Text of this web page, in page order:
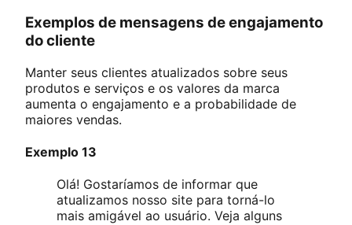
Exemplos de mensagens de engajamento
do cliente
Manter seus clientes atualizados sobre seus
produtos e serviços e os valores da marca
aumenta o engajamento e a probabilidade de
maiores vendas.
Exemplo 13
Olá! Gostaríamos de informar que
atualizamos nosso site para torná-lo
mais amigável ao usuário. Veja alguns